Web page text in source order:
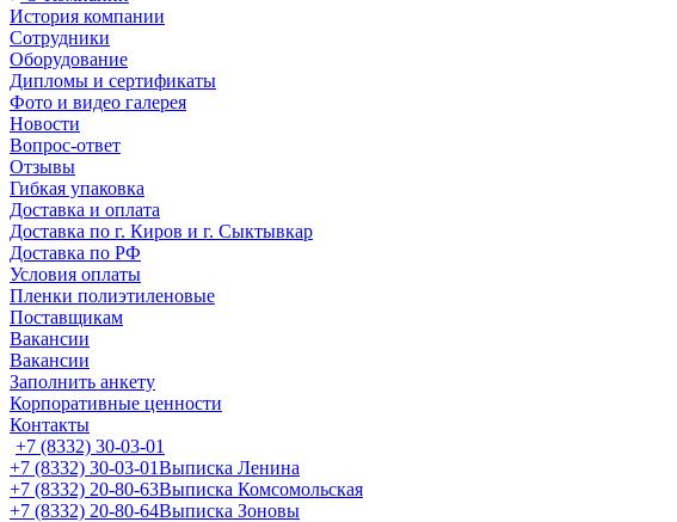
История компании
Сотрудники
Оборудование
Дипломы и сертификаты
Фото и видео галерея
Новости
Вопрос-ответ
Отзывы
Гибкая упаковка
Доставка и оплата
Доставка по г. Киров и г. Сыктывкар
Доставка по РФ
Условия оплаты
Пленки полиэтиленовые
Поставщикам
Вакансии
Вакансии
Заполнить анкету
Корпоративные ценности
Контакты
+7 (8332) 30-03-01
+7 (8332) 30-03-01Выписка Ленина
+7 (8332) 20-80-63Выписка Комсомольская
+7 (8332) 20-80-64Выписка Зоновы